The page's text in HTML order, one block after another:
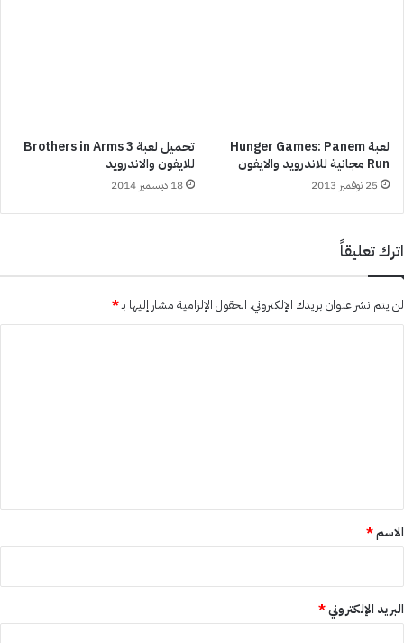
لعبة Hunger Games: Panem
Run مجانية للاندرويد والايفون
25 نوفمبر 2013
تحميل لعبة Brothers in Arms 3
للايفون والاندرويد
18 ديسمبر 2014
اترك تعليقاً
لن يتم نشر عنوان بريدك الإلكتروني. الحقول الإلزامية مشار إليها بـ*
*
الاسم*
البريد الإلكتروني*